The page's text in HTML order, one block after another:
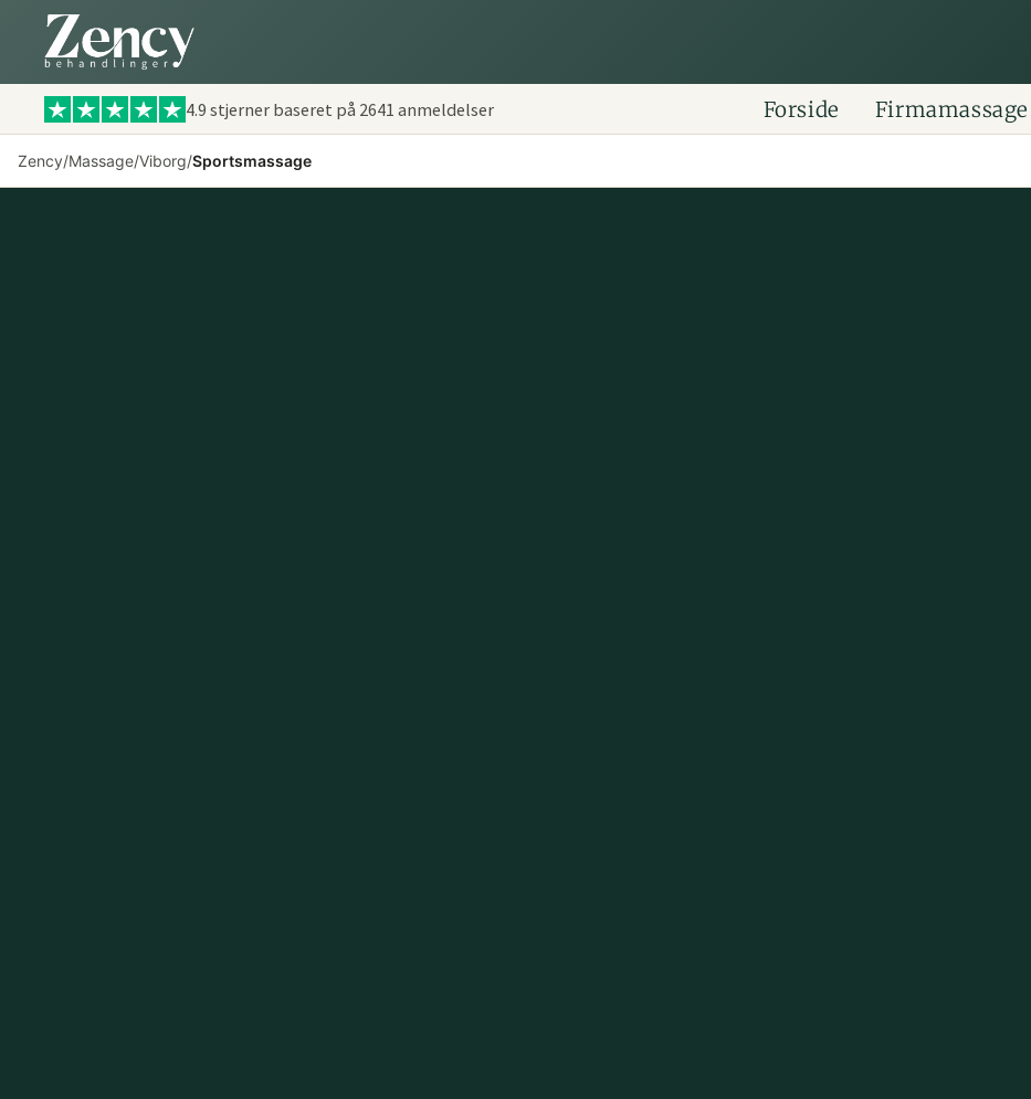
4.9 stjerner baseret på 2641 anmeldelser Forside Firmamassage
Zency/Massage/Viborg/Sportsmassage